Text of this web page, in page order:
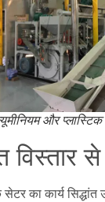
और
विस्तार से
का कार्य सिद्धांत